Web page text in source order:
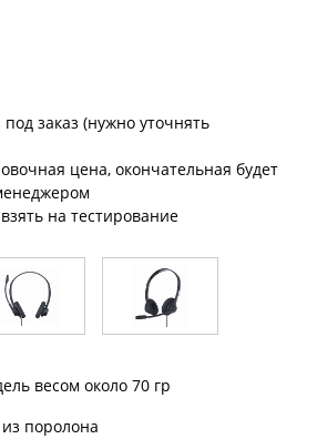
заказ (нужно уточнять
цена, окончательная будет
на тестирование
весом около 70 гр
поролона